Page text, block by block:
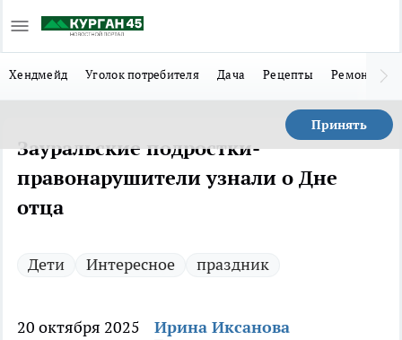
Хендмейд Уголок потребителя Дача Рецепты Ремонт
Принять
Зауральские подростки-
правонарушители узнали о Дне
отца
Дети Интересное праздник
20 октября 2025 Ирина Иксанова